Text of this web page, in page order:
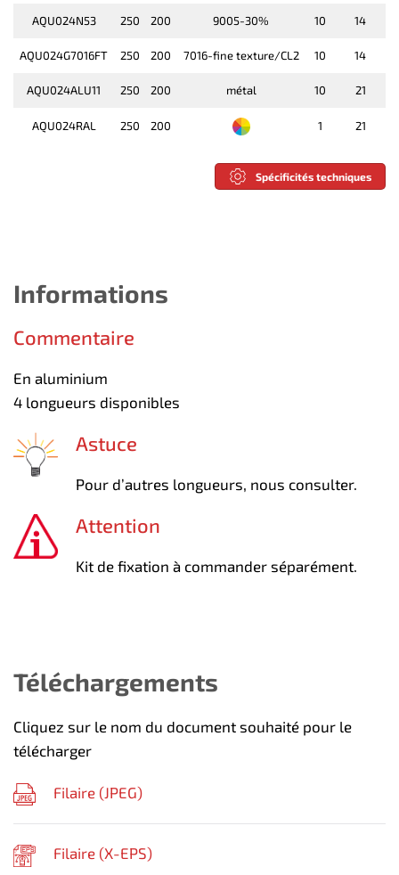
AQU024N53 250 200 9005-30% 10 14
AQU024G7016FT 250 200 7016-fine texture/CL2 10 14
AQU024ALU11 250 200 métal 10 21
AQU024RAL 250 200 1 21
Spécificités techniques
Informations
Commentaire
En aluminium
4 longueurs disponibles
Astuce
Pour d’autres longueurs, nous consulter.
Attention
Kit de fixation à commander séparément.
Téléchargements
Cliquez sur le nom du document souhaité pour le
télécharger
Filaire (JPEG)
Filaire (X-EPS)